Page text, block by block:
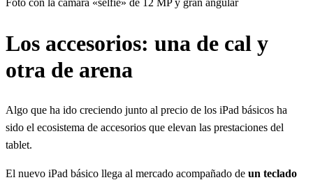
Foto con la cámara «selfie» de 12 MP y gran angular
Los accesorios: una de cal y
otra de arena
Algo que ha ido creciendo junto al precio de los iPad básicos ha
sido el ecosistema de accesorios que elevan las prestaciones del
tablet.
El nuevo iPad básico llega al mercado acompañado de un teclado